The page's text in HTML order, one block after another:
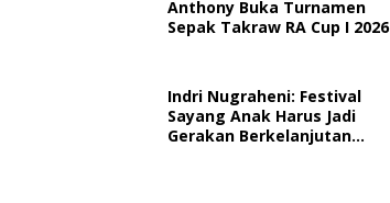
Anthony Buka Turnamen
Sepak Takraw RA Cup I 2026
Indri Nugraheni: Festival
Sayang Anak Harus Jadi
Gerakan Berkelanjutan